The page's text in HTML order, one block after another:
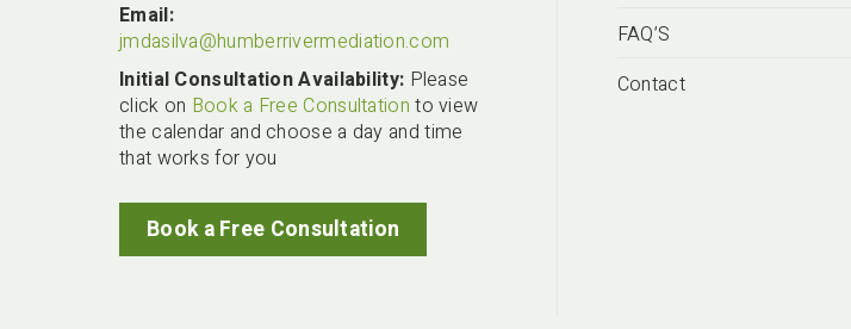
Email:
jmdasilva@humberrivermediation.com
Initial Consultation Availability: Please
click on Book a Free Consultation to view
the calendar and choose a day and time
that works for you
Book a Free Consultation
FAQ’S
Contact